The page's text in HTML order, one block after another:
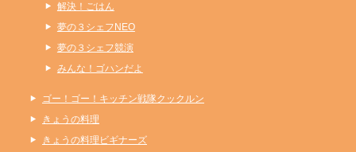
解決！ごはん
夢の３シェフNEO
夢の３シェフ競演
みんな！ゴハンだよ
ゴー！ゴー！キッチン戦隊クックルン
きょうの料理
きょうの料理ビギナーズ